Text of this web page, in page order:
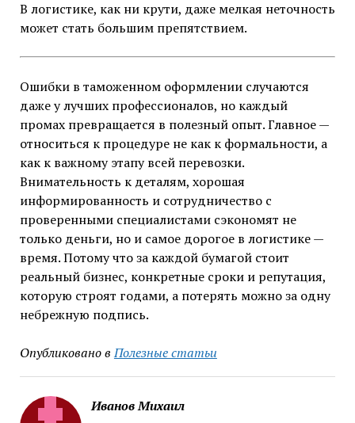
В логистике, как ни крути, даже мелкая неточность
может стать большим препятствием.
Ошибки в таможенном оформлении случаются
даже у лучших профессионалов, но каждый
промах превращается в полезный опыт. Главное —
относиться к процедуре не как к формальности, а
как к важному этапу всей перевозки.
Внимательность к деталям, хорошая
информированность и сотрудничество с
проверенными специалистами сэкономят не
только деньги, но и самое дорогое в логистике —
время. Потому что за каждой бумагой стоит
реальный бизнес, конкретные сроки и репутация,
которую строят годами, а потерять можно за одну
небрежную подпись.
Опубликовано в Полезные статьи
Иванов Михаил